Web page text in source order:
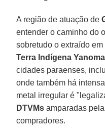
A região de atuação de
entender o caminho do
sobretudo o extraído em
Terra Indígena
cidades paraenses,
onde também há
metal irregular é
DTVMs amparadas
compradores.